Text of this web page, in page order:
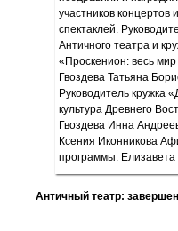
Античный театр: